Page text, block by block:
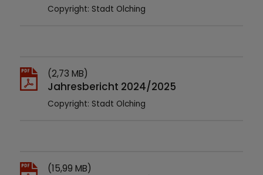
Copyright: Stadt Olching
(2,73 MB)
Jahresbericht 2024/2025
Copyright: Stadt Olching
(15,99 MB)